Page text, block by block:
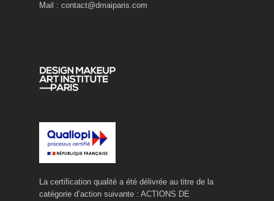
Mail : contact@dmaiparis.com
La certification qualité a été délivrée au titre de la
catégorie d’action suivante : ACTIONS DE